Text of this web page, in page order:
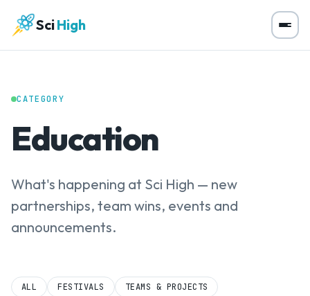
SciHigh
CATEGORY
Education
What's happening at Sci High — new
partnerships, team wins, events and
announcements.
ALL FESTIVALS
TEAMS & PROJECTS